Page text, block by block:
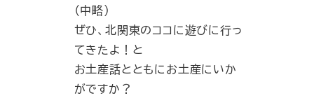
（中略）
ぜひ、北関東のココに遊びに行っ
てきたよ！と
お土産話とともにお土産にいか
がですか？